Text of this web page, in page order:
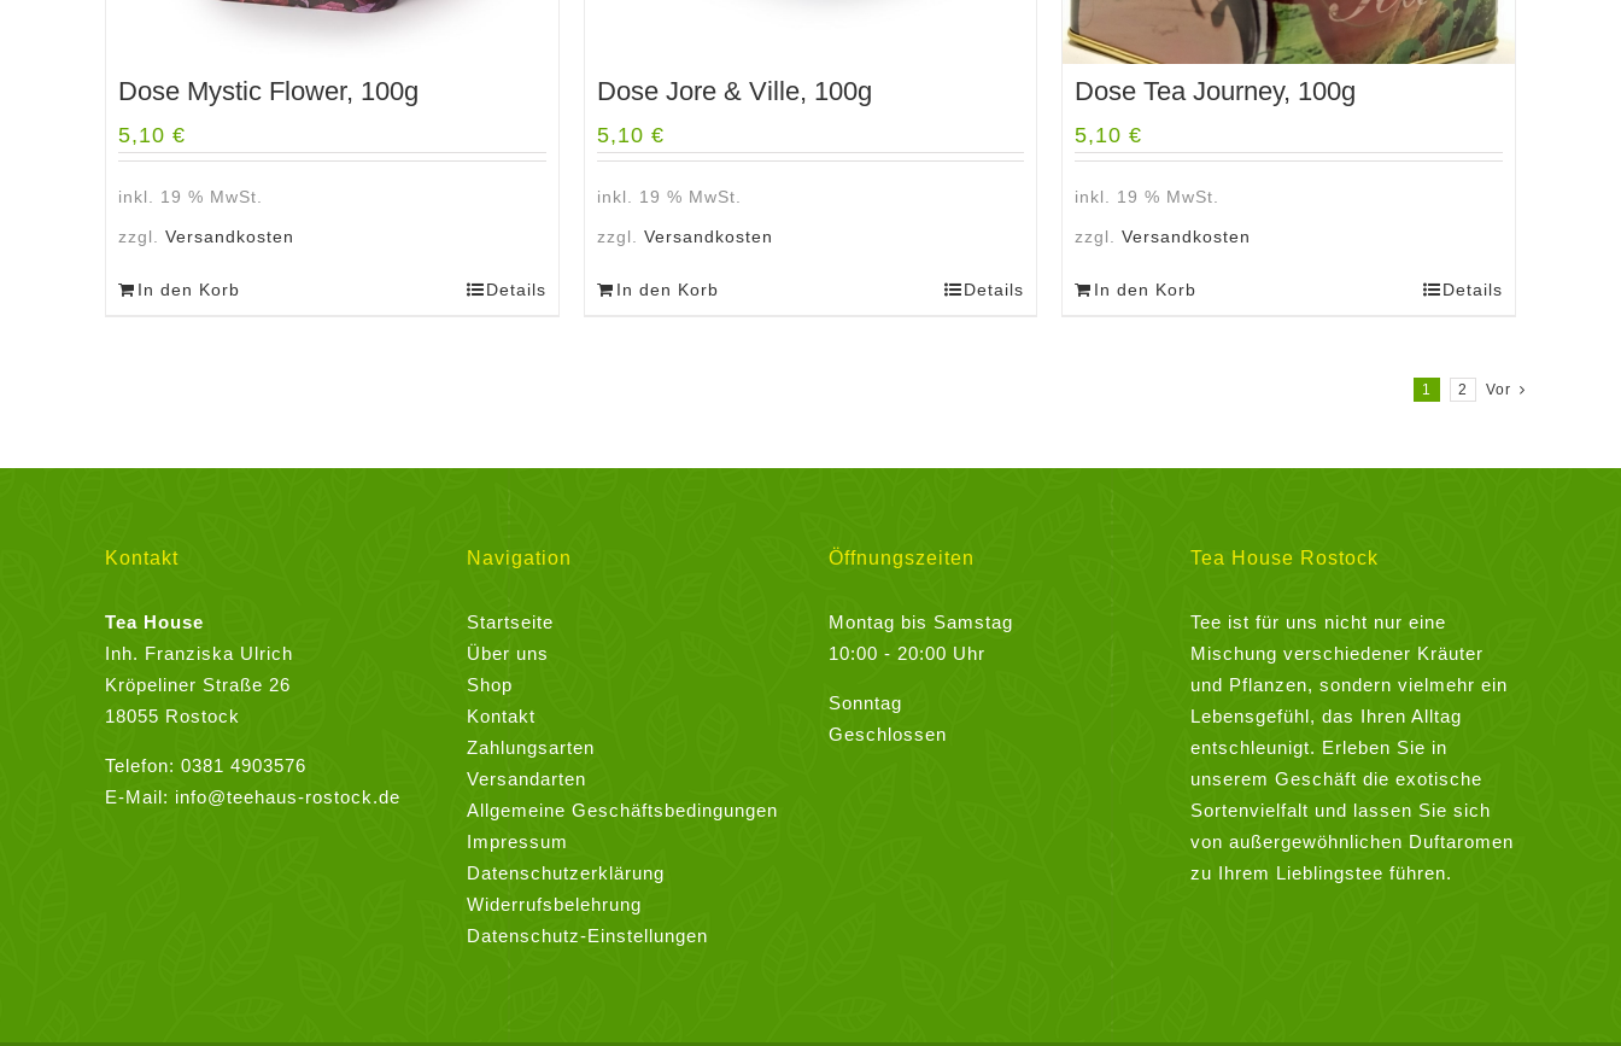
Dose Mystic Flower, 100g
5,10 €
inkl. 19 % MwSt.
zzgl. Versandkosten
In den Korb Details
Dose Jore & Ville, 100g
5,10 €
inkl. 19 % MwSt.
zzgl. Versandkosten
In den Korb Details
Dose Tea Journey, 100g
5,10€
inkl. 19 % MwSt.
zzgl.Versandkosten
In den Korb Details
1 2 Vor
Kontakt
Tea House
Inh. Franziska Ulrich
Kröpeliner Straße 26
18055 Rostock
Telefon: 0381 4903576
E-Mail: info@teehaus-rostock.de
Navigation
Startseite
Über uns
Shop
Kontakt
Zahlungsarten
Versandarten
Allgemeine Geschäftsbedingungen
Impressum
Datenschutzerklärung
Widerrufsbelehrung
Datenschutz-Einstellungen
Öffnungszeiten
Montag bis Samstag
10:00 - 20:00 Uhr
Sonntag
Geschlossen
Tea House Rostock
Tee ist für uns nicht nur eine
Mischung verschiedener Kräuter
und Pflanzen, sondern vielmehr ein
Lebensgefühl, das Ihren Alltag
entschleunigt. Erleben Sie in
unserem Geschäft die exotische
Sortenvielfalt und lassen Sie sich
von außergewöhnlichen Duftaromen
zu Ihrem Lieblingstee führen.